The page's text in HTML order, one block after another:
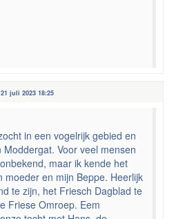
juli 2023 18:25
in een vogelrijk gebied en
Voor veel mensen
maar ik kende het
moeder en mijn Beppe. Heerlijk
te zijn, het Friesch Dagblad te
Friese Omroep. Eem